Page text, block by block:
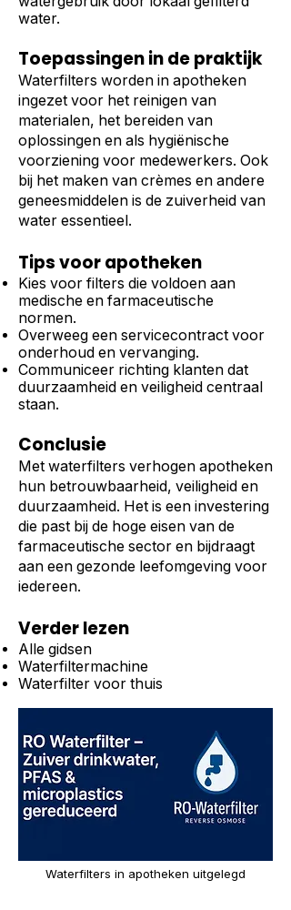
water.
Toepassingen in de praktijk
Waterfilters worden in apotheken
ingezet voor het reinigen van
materialen, het bereiden van
oplossingen en als hygiënische
voorziening voor medewerkers. Ook
bij het maken van crèmes en andere
geneesmiddelen is de zuiverheid van
water essentieel.
Tips voor apotheken
Kies voor filters die voldoen aan
medische en farmaceutische
normen.
Overweeg een servicecontract voor
onderhoud en vervanging.
Communiceer richting klanten dat
duurzaamheid en veiligheid centraal
staan.
Conclusie
Met waterfilters verhogen apotheken
hun betrouwbaarheid, veiligheid en
duurzaamheid. Het is een investering
die past bij de hoge eisen van de
farmaceutische sector en bijdraagt
aan een gezonde leefomgeving voor
iedereen.
Verder lezen
Alle gidsen
Waterfiltermachine
Waterfilter voor thuis
Waterfilters in apotheken uitgelegd